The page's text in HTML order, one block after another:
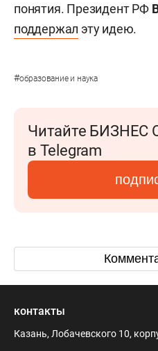
понятия. Президент РФ
поддержал эту идею.
#образование и наука
Читайте БИЗНЕС
в Telegram
контакты
Казань, Лобачевского 10,